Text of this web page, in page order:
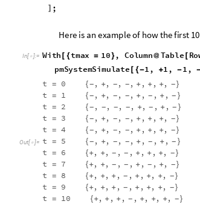
;
Here is an exampleof howthefirst 10
In[  ]:= With [ {tmax = 10}, Column@ Table [ Ro
pmSystemSimulate [ {-1, +1, -1,
Out[  ]=
t = 0 {- , +, - , -, +, +, +, -}
t = 1 {- , +, - , -, +, - , +, - }
t = 2 {- , - , - , - , +, - , +, - }
t = 3 {- , +, - , -, +, +, +, -}
t = 4 {- , +, - , -, +, +, +, -}
t = 5 {- , +, - , -, +, - , +, - }
t = 6 {+, +, - , - , +, +, +, -}
t = 7 {+, +, - , - , +, - , +, -}
t = 8 {+, +, +, - , +, +, +, -}
t = 9 {+, +, +, - , +, +, +, -}
t = 10 {+, +, +, - , +, +, +, -}